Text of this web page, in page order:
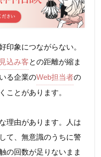
印象につながらない。
見込み客との距離が縮ま
る企業のWeb担当者の
ことがあります。
理由があります。人は
て、無意識のうちに警
の回数が足りないまま